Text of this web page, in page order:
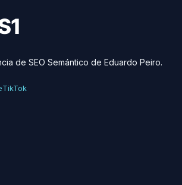
de SEO Semántico de Eduardo Peiro.
TikTok